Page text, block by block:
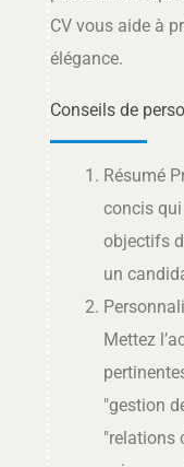
CV vous aide à
élégance.
Conseils de
Résumé
concis qui
objectifs
un
Mettez
"gestion
"relations